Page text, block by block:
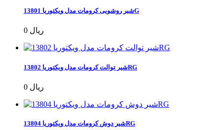
شیر روشویی کرومات مدل ویکتوریا 13801G
0 ریال
شیر توالت کرومات مدل ویکتوریا 13802RG
0 ریال
شیر دوش کرومات مدل ویکتوریا 13804RG